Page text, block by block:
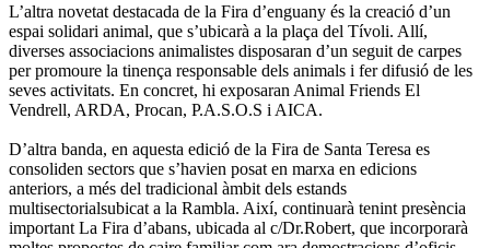
L’altra novetat destacada de la Fira d’enguany és la creació d’un
espai solidari animal, que s’ubicarà a la plaça del Tívoli. Allí,
diverses associacions animalistes disposaran d’un seguit de carpes
per promoure la tinença responsable dels animals i fer difusió de les
seves activitats. En concret, hi exposaran Animal Friends El
Vendrell, ARDA, Procan, P.A.S.O.S i AICA.
D’altra banda, en aquesta edició de la Fira de Santa Teresa es
consoliden sectors que s’havien posat en marxa en edicions
anteriors, a més del tradicional àmbit dels estands
multisectorialsubicat a la Rambla. Així, continuarà tenint presència
important La Fira d’abans, ubicada al c/Dr.Robert, que incorporarà